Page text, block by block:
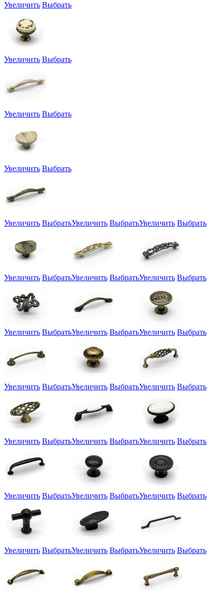
Увеличить Выбрать
Увеличить Выбрать
Увеличить Выбрать
Увеличить Выбрать
Увеличить ВыбратьУвеличить ВыбратьУвеличить Выбрать
Увеличить ВыбратьУвеличить ВыбратьУвеличить Выбрать
Увеличить ВыбратьУвеличить ВыбратьУвеличить Выбрать
Увеличить ВыбратьУвеличить ВыбратьУвеличить Выбрать
Увеличить ВыбратьУвеличить ВыбратьУвеличить Выбрать
Увеличить ВыбратьУвеличить ВыбратьУвеличить Выбрать
Увеличить ВыбратьУвеличить ВыбратьУвеличить Выбрать